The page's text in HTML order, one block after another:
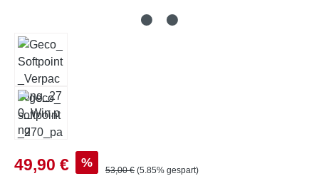
Verkaufspreis:
49,90 € % Regulärer Preis:
53,00 € (5.85% gespart)